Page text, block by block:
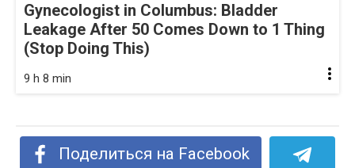
Gynecologist in Columbus: Bladder
Leakage After 50 Comes Down to 1 Thing
(Stop Doing This)
9 h 8 min
Поделиться на Facebook